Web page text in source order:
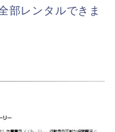
部レンタルできま